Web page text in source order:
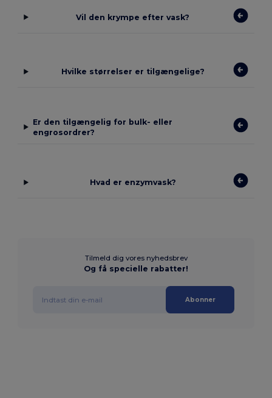
Vil den krympe efter vask?
Hvilke størrelser er tilgængelige?
Er den tilgængelig for bulk- eller
engrosordrer?
Hvad er enzymvask?
Tilmeld dig vores nyhedsbrev
Og få specielle rabatter!
Abonner